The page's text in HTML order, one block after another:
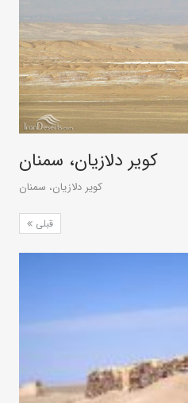
کویر دلازیان، سمنان
کویر دلازیان، سمنان
قبلی